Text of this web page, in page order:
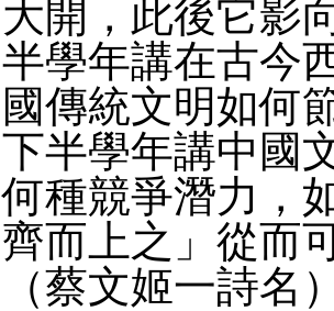
大開，此後它影
半學年講在古今
國傳統文明如何
下半學年講中國
何種競爭潛力，
齊而上之」從而
（蔡文姬一詩名